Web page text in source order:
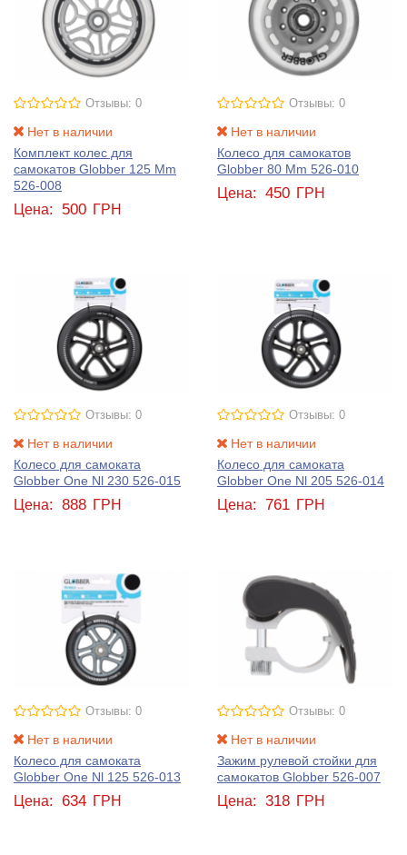
Отзывы: 0
Нет в наличии
Комплект колес для
самокатов Globber 125 Mm
526-008
Цена: 500 ГРН
Отзывы: 0
Нет в наличии
Колесо для самокатов
Globber 80 Mm 526-010
Цена: 450 ГРН
Отзывы: 0
Нет в наличии
Колесо для самоката
Globber One Nl 230 526-015
Цена: 888 ГРН
Отзывы: 0
Нет в наличии
Колесо для самоката
Globber One Nl 205 526-014
Цена: 761 ГРН
Отзывы: 0
Нет в наличии
Колесо для самоката
Globber One Nl 125 526-013
Цена: 634 ГРН
Отзывы: 0
Нет в наличии
Зажим рулевой стойки для
самокатов Globber 526-007
Цена: 318 ГРН